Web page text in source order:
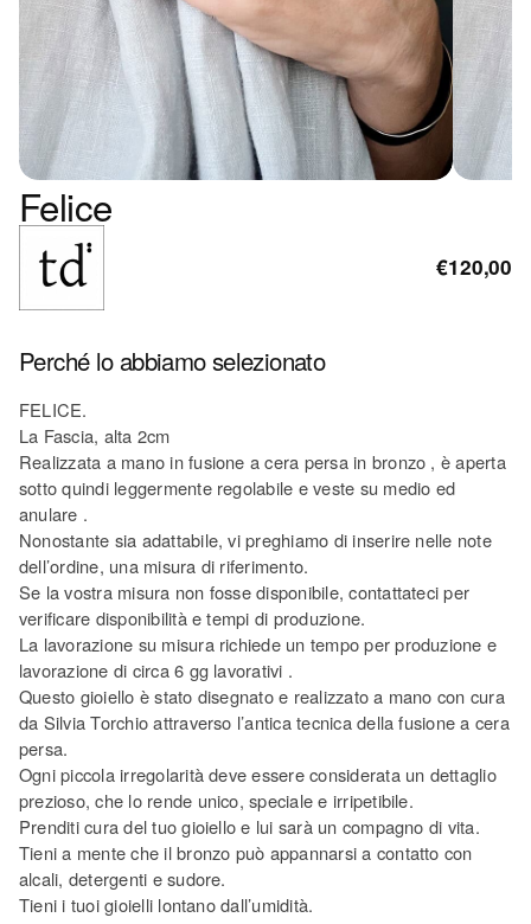
Felice
€120,00
Perché lo abbiamo selezionato
FELICE.
La Fascia, alta 2cm
Realizzata a mano in fusione a cera persa in bronzo , è aperta
sotto quindi leggermente regolabile e veste su medio ed
anulare .
Nonostante sia adattabile, vi preghiamo di inserire nelle note
dell’ordine, una misura di riferimento.
Se la vostra misura non fosse disponibile, contattateci per
verificare disponibilità e tempi di produzione.
La lavorazione su misura richiede un tempo per produzione e
lavorazione di circa 6 gg lavorativi .
Questo gioiello è stato disegnato e realizzato a mano con cura
da Silvia Torchio attraverso l’antica tecnica della fusione a cera
persa.
Ogni piccola irregolarità deve essere considerata un dettaglio
prezioso, che lo rende unico, speciale e irripetibile.
Prenditi cura del tuo gioiello e lui sarà un compagno di vita.
Tieni a mente che il bronzo può appannarsi a contatto con
alcali, detergenti e sudore.
Tieni i tuoi gioielli lontano dall’umidità.